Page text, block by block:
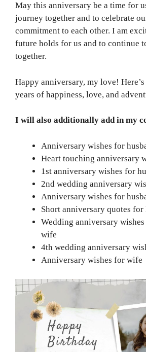
May this anniversary be a time for
journey together and to celebrate
commitment to each other. I am
future holds for us and to continue
together.
Happy anniversary, my love!
years of happiness, love, and
I will also additionally add in my
Anniversary wishes for
Heart touching anniversary
1st anniversary wishes for
2nd wedding anniversary
Anniversary wishes for
Short anniversary quotes for
Wedding anniversary
wife
4th wedding anniversary
Anniversary wishes for wife